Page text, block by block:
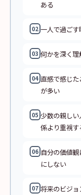
ある
02 一人で過ご
03 何かを深く
04 直感で感じ
が多い
05 少数の親し
係より重視す
06 自分の価値
にしない
07 将来のビジ